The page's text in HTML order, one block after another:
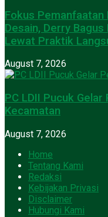
Fokus
Desain, Derry
Lewat Praktik
August 7, 2026
PC LDII Pucuk Gelar
Kecamatan
August 7, 2026
Home
Tentang Kami
Redaksi
Kebijakan Privasi
Disclaimer
Hubungi Kami